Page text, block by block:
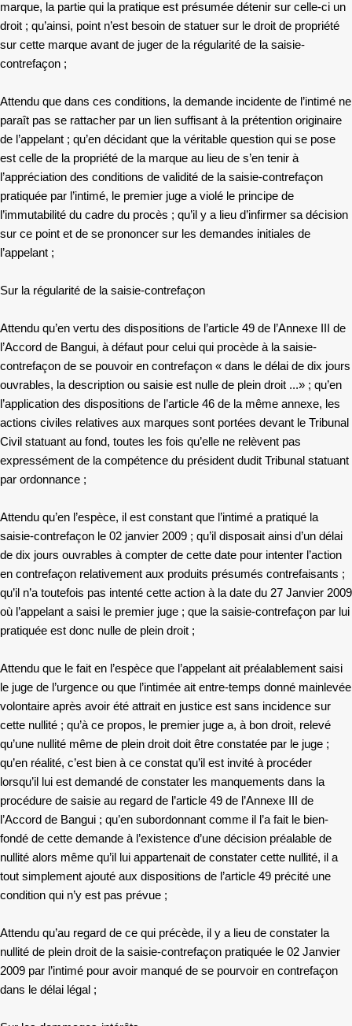
marque, la partie qui la pratique est présumée détenir sur celle-ci un
droit ; qu’ainsi, point n’est besoin de statuer sur le droit de propriété
sur cette marque avant de juger de la régularité de la saisie-
contrefaçon ;
Attendu que dans ces conditions, la demande incidente de l’intimé ne
paraît pas se rattacher par un lien suffisant à la prétention originaire
de l’appelant ; qu’en décidant que la véritable question qui se pose
est celle de la propriété de la marque au lieu de s’en tenir à
l’appréciation des conditions de validité de la saisie-contrefaçon
pratiquée par l’intimé, le premier juge a violé le principe de
l’immutabilité du cadre du procès ; qu’il y a lieu d’infirmer sa décision
sur ce point et de se prononcer sur les demandes initiales de
l’appelant ;
Sur la régularité de la saisie-contrefaçon
Attendu qu’en vertu des dispositions de l’article 49 de l’Annexe III de
l’Accord de Bangui, à défaut pour celui qui procède à la saisie-
contrefaçon de se pouvoir en contrefaçon « dans le délai de dix jours
ouvrables, la description ou saisie est nulle de plein droit ...» ; qu’en
l’application des dispositions de l’article 46 de la même annexe, les
actions civiles relatives aux marques sont portées devant le Tribunal
Civil statuant au fond, toutes les fois qu’elle ne relèvent pas
expressément de la compétence du président dudit Tribunal statuant
par ordonnance ;
Attendu qu’en l’espèce, il est constant que l’intimé a pratiqué la
saisie-contrefaçon le 02 janvier 2009 ; qu’il disposait ainsi d’un délai
de dix jours ouvrables à compter de cette date pour intenter l’action
en contrefaçon relativement aux produits présumés contrefaisants ;
qu’il n’a toutefois pas intenté cette action à la date du 27 Janvier 2009
où l’appelant a saisi le premier juge ; que la saisie-contrefaçon par lui
pratiquée est donc nulle de plein droit ;
Attendu que le fait en l’espèce que l’appelant ait préalablement saisi
le juge de l’urgence ou que l’intimée ait entre-temps donné mainlevée
volontaire après avoir été attrait en justice est sans incidence sur
cette nullité ; qu’à ce propos, le premier juge a, à bon droit, relevé
qu’une nullité même de plein droit doit être constatée par le juge ;
qu’en réalité, c’est bien à ce constat qu’il est invité à procéder
lorsqu’il lui est demandé de constater les manquements dans la
procédure de saisie au regard de l’article 49 de l’Annexe III de
l’Accord de Bangui ; qu’en subordonnant comme il l’a fait le bien-
fondé de cette demande à l’existence d’une décision préalable de
nullité alors même qu’il lui appartenait de constater cette nullité, il a
tout simplement ajouté aux dispositions de l’article 49 précité une
condition qui n’y est pas prévue ;
Attendu qu’au regard de ce qui précède, il y a lieu de constater la
nullité de plein droit de la saisie-contrefaçon pratiquée le 02 Janvier
2009 par l’intimé pour avoir manqué de se pourvoir en contrefaçon
dans le délai légal ;